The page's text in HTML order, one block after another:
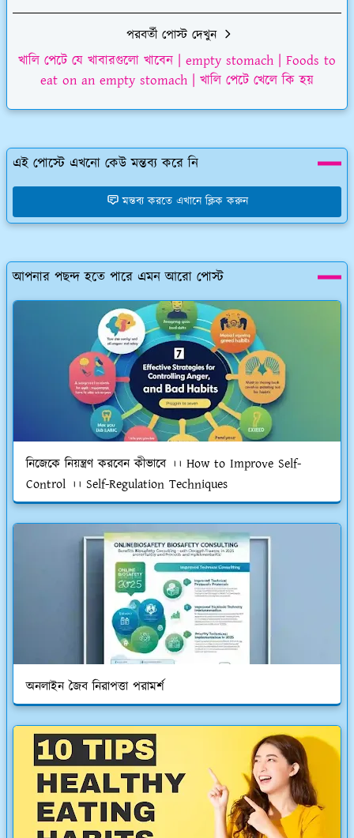
পরবর্তী পোস্ট দেখুন
খালি পেটে যে খাবারগুলো খাবেন | empty stomach | Foods to
eat on an empty stomach | খালি পেটে খেলে কি হয়
এই পোস্টে এখনো কেউ মন্তব্য করে নি
মন্তব্য করতে এখানে ক্লিক করুন
আপনার পছন্দ হতে পারে এমন আরো পোস্ট
নিজেকে নিয়ন্ত্রণ করবেন কীভাবে ।। How to Improve Self-
Control ।। Self-Regulation Techniques
অনলাইন জৈব নিরাপত্তা পরামর্শ